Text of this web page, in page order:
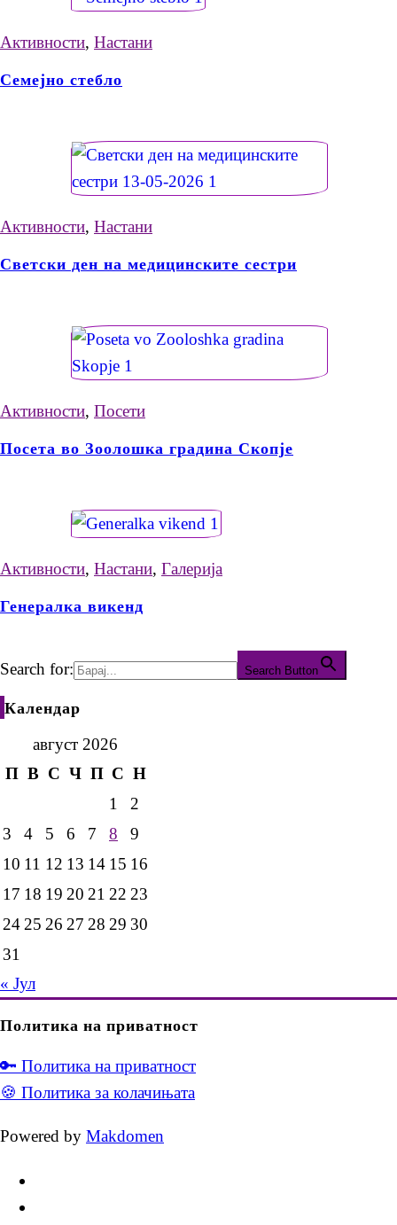
Активности, Настани
Семејно стебло
Активности, Настани
Светски ден на медицинските сестри
Активности, Посети
Посета во Зоолошка градина Скопје
Активности, Настани, Галерија
Генералка викенд
Search for: Search Button
Календар
август 2026
П В С Ч П С Н
1
2
3
4 5 6 7 8
9
10 11 12 13 14 15 16
17 18 19 20 21 22 23
2425 26 27 28 29 30
31
« Јул
Политика на приватност
🔑 Политика на приватност
🍪 Политика за колачињата
Powered by Makdomen